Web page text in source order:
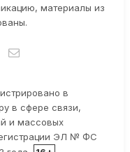
материалы из
в
в сфере связи,
и массовых
ЭЛ № ФС